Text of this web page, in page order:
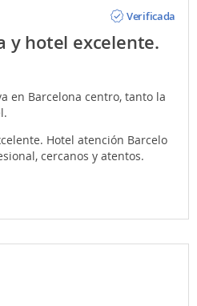
Verificada
y hotel excelente.
en Barcelona centro, tanto la
Hotel atención Barcelo
cercanos y atentos.